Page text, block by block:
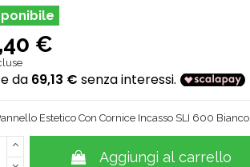
€
Estetico Con Cornice Incasso SLI 600 Bianco
Aggiungi al carrello